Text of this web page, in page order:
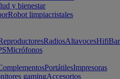
y bienestar
Robot limpiacristales
RadiosAltavocesHifi
Micrófonos
PortátilesImpresoras
gamingAccesorios